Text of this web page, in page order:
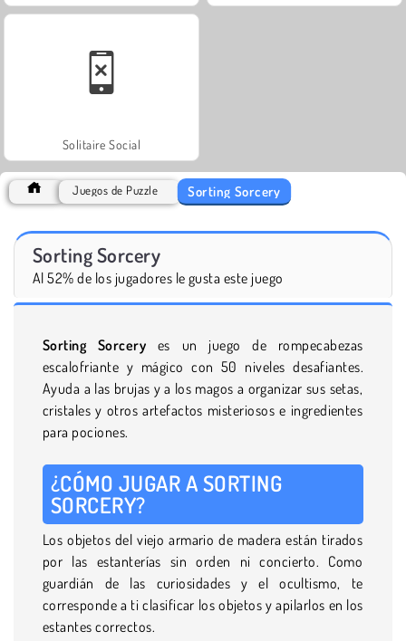
Solitaire Social
Juegos de Puzzle Sorting Sorcery
Sorting Sorcery
Al 52% de los jugadores le gusta este juego
Sorting Sorcery es un juego de rompecabezas
escalofriante y mágico con 50 niveles desafiantes.
Ayuda a las brujas y a los magos a organizar sus setas,
cristales y otros artefactos misteriosos e ingredientes
para pociones.
¿CÓMO JUGAR A SORTING
SORCERY?
Los objetos del viejo armario de madera están tirados
por las estanterías sin orden ni concierto. Como
guardián de las curiosidades y el ocultismo, te
corresponde a ti clasificar los objetos y apilarlos en los
estantes correctos.